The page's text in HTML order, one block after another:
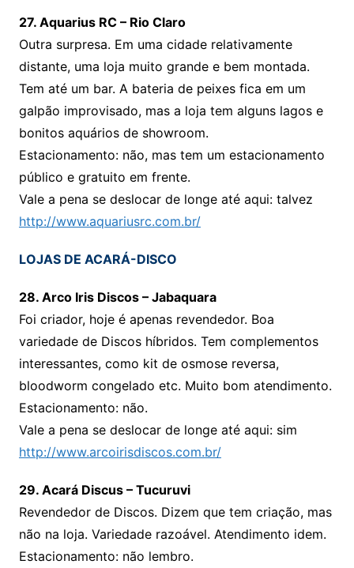
27. Aquarius RC – Rio Claro
Outra surpresa. Em uma cidade relativamente
distante, uma loja muito grande e bem montada.
Tem até um bar. A bateria de peixes fica em um
galpão improvisado, mas a loja tem alguns lagos e
bonitos aquários de showroom.
Estacionamento: não, mas tem um estacionamento
público e gratuito em frente.
Vale a pena se deslocar de longe até aqui: talvez
http://www.aquariusrc.com.br/
LOJAS DE ACARÁ-DISCO
28. Arco Iris Discos – Jabaquara
Foi criador, hoje é apenas revendedor. Boa
variedade de Discos híbridos. Tem complementos
interessantes, como kit de osmose reversa,
bloodworm congelado etc. Muito bom atendimento.
Estacionamento: não.
Vale a pena se deslocar de longe até aqui: sim
http://www.arcoirisdiscos.com.br/
29. Acará Discus – Tucuruvi
Revendedor de Discos. Dizem que tem criação, mas
não na loja. Variedade razoável. Atendimento idem.
Estacionamento: não lembro.